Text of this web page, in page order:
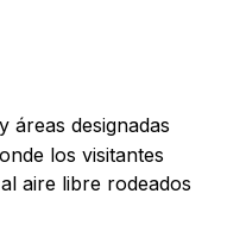
áreas designadas
los visitantes
aire libre rodeados